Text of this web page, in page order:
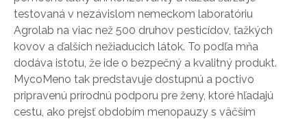
testovaná v nezávislom nemeckom laboratóriu
Agrolab na viac než 500 druhov pesticídov, ťažkých
kovov a ďalších nežiaducich látok. To podľa mňa
dodáva istotu, že ide o bezpečný a kvalitný produkt.
MycoMeno tak predstavuje dostupnú a poctivo
pripravenú prírodnú podporu pre ženy, ktoré hľadajú
cestu, ako prejsť obdobím menopauzy s väčším